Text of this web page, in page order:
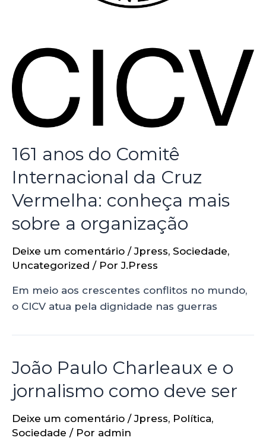
161 anos do Comitê
Internacional da Cruz
Vermelha: conheça mais
sobre a organização
Deixe um comentário /Jpress, Sociedade,
Uncategorized / PorJ.Press
Em meio aos crescentes conflitos no mundo,
o CICV atua pela dignidade nas guerras
João Paulo Charleaux e o
jornalismo como deve ser
Deixe um comentário /Jpress, Política,
Sociedade / Por admin